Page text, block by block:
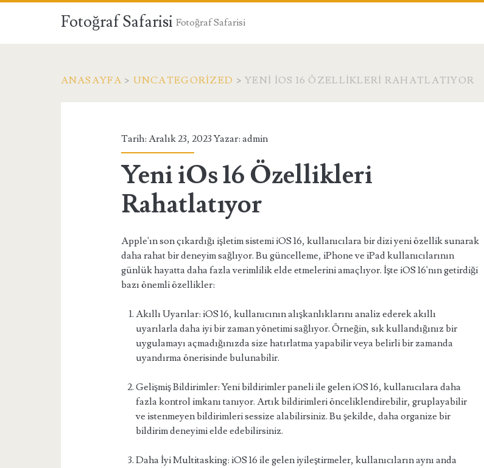
Fotoğraf Safarisi Fotoğraf Safarisi
ANASAYFA > UNCATEGORIZED >YENI IOS 16 ÖZELLIKLERI RAHATLATIYOR
Tarih: Aralık 23, 2023 Yazar:admin
Yeni iOs 16 Özellikleri
Rahatlatıyor
Apple'ın son çıkardığı işletim sistemi iOS 16, kullanıcılara bir dizi yeni özellik sunarak
daha rahat bir deneyim sağlıyor. Bu güncelleme, iPhone ve iPad kullanıcılarının
günlük hayatta daha fazla verimlilik elde etmelerini amaçlıyor. İşte iOS 16'nın getirdiği
bazı önemli özellikler:
Akıllı Uyarılar: iOS 16, kullanıcının alışkanlıklarını analiz ederek akıllı
uyarılarla daha iyi bir zaman yönetimi sağlıyor. Örneğin, sık kullandığınız bir
uygulamayı açmadığınızda size hatırlatma yapabilir veya belirli bir zamanda
uyandırma önerisinde bulunabilir.
Gelişmiş Bildirimler: Yeni bildirimler paneli ile gelen iOS 16, kullanıcılara daha
fazla kontrol imkanı tanıyor. Artık bildirimleri önceliklendirebilir, gruplayabilir
ve istenmeyen bildirimleri sessize alabilirsiniz. Bu şekilde, daha organize bir
bildirim deneyimi elde edebilirsiniz.
Daha İyi Multitasking: iOS 16 ile gelen iyileştirmeler, kullanıcıların aynı anda